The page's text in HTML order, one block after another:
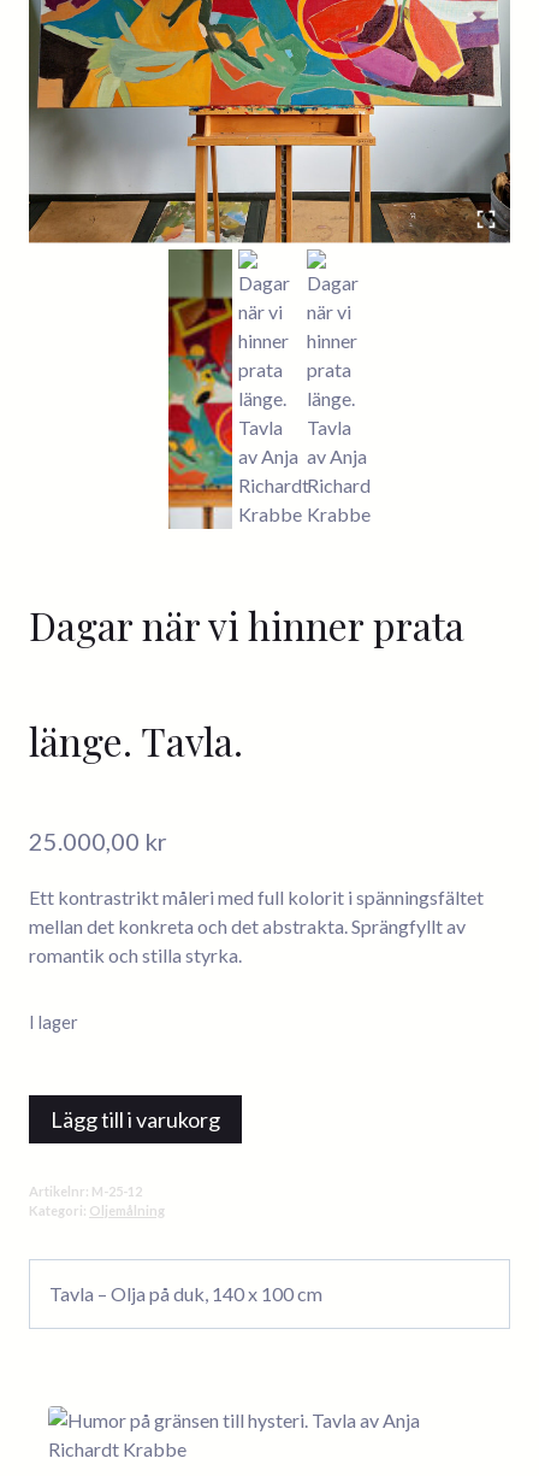
Dagar när vi hinner prata
länge. Tavla.
25.000,00 kr
Ett kontrastrikt måleri med full kolorit i spänningsfältet
mellan det konkreta och det abstrakta. Sprängfyllt av
romantik och stilla styrka.
I lager
när
prata
länge.
mängd
Lägg till i varukorg
Artikelnr: M-25-12
Kategori: Oljemålning
Tavla – Olja på duk, 140 x 100 cm